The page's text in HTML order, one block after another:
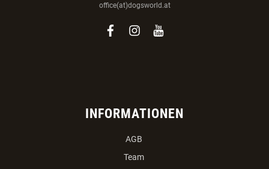
office(at)dogsworld.at
facebook
instagram
youtube
INFORMATIONEN
AGB
Team